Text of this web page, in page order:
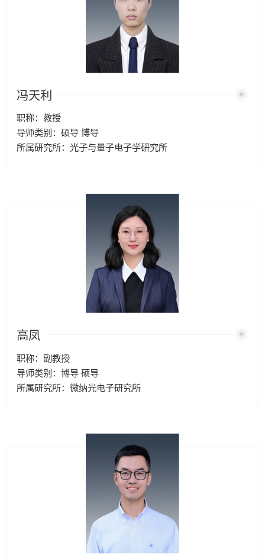
冯天利
职称：教授
导师类别：硕导 博导
所属研究所：光子与量子电子学研究所
高凤
职称：副教授
导师类别：博导 硕导
所属研究所：微纳光电子研究所